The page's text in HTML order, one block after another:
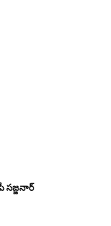
స‌జ్జ‌నార్‌